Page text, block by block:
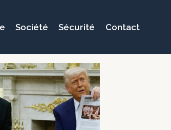
Société Sécurité Contact